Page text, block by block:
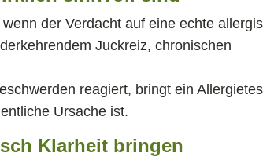
der Verdacht auf eine echte
Juckreiz, chronischen
reagiert, bringt ein
Ursache ist.
Klarheit bringen